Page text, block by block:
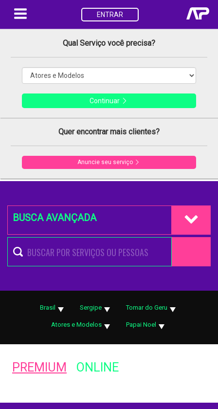
ENTRAR
Qual Serviço você precisa?
Continuar
Quer encontrar mais clientes?
Anuncie seu serviço
BUSCA AVANÇADA
Brasil Sergipe Tomar do Geru
Atores e Modelos Papai Noel
PREMIUM ONLINE